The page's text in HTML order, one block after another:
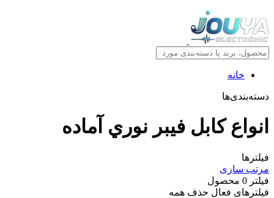
خانه
دسته‌بندی‌ها
انواع کابل فيبر نوري آماده
فیلترها
مرتب سازی
فیلتر 0 محصول
فیلترهای فعال حذف همه